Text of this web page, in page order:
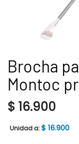
Brocha
Montoc
$ 16.900
Unidad a:$ 16.900